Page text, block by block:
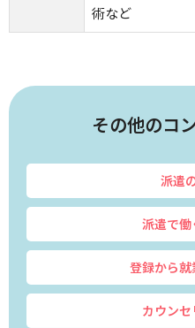
術など
その他のコ
派遣
派遣で働
登録から
カウン